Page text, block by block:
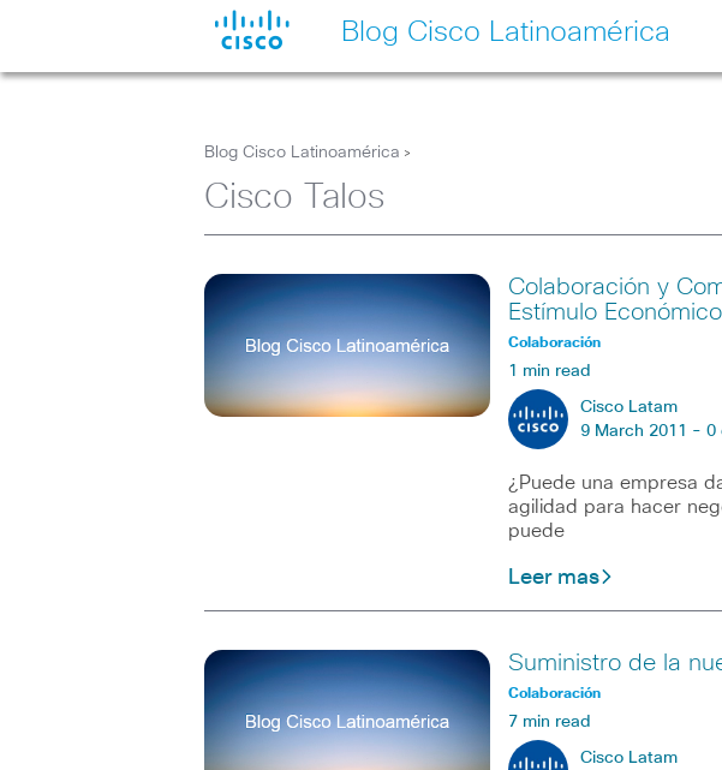
Blog Cisco Latinoamérica
Blog Cisco Latinoamérica >
Cisco Talos
Colaboración y
Estímulo Económico
Colaboración
1 min read
Cisco Latam
9 March 2011 - 0
¿Puede una empresa
agilidad para hacer
puede
Leer mas
Suministro de la
Colaboración
7 min read
Cisco Latam